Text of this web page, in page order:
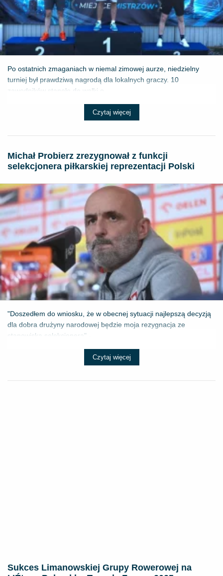
Po ostatnich zmaganiach w niemal zimowej aurze, niedzielny
turniej był prawdziwą nagrodą dla lokalnych graczy. 10
zawodników stanęło do walki o ...
Czytaj więcej
Michał Probierz zrezygnował z funkcji
selekcjonera piłkarskiej reprezentacji Polski
"Doszedłem do wniosku, że w obecnej sytuacji najlepszą decyzją
dla dobra drużyny narodowej będzie moja rezygnacja ze
stanowiska selekcjonera" - ...
Czytaj więcej
Sukces Limanowskiej Grupy Rowerowej na